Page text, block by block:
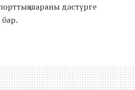
шараны дәстүрге